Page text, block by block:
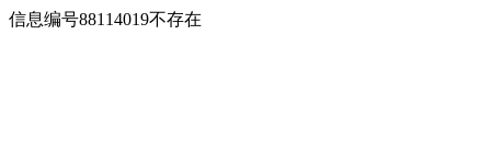
信息编号88114019不存在